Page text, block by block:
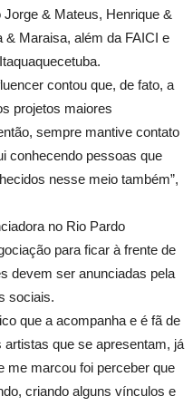
& Mateus, Henrique &
& Maraisa, além da FAICI e
contou que, de fato, a
projetos maiores
sempre mantive contato
conhecendo pessoas que
nesse meio também”,
no Rio Pardo
para ficar à frente de
devem ser anunciadas pela
sociais.
que a acompanha e é fã de
que se apresentam, já
me marcou foi perceber que
criando alguns vínculos e